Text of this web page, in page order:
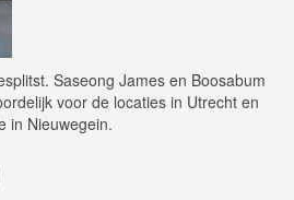
Saseong James en Boosabum
voor de locaties in Utrecht en
in Nieuwegein.